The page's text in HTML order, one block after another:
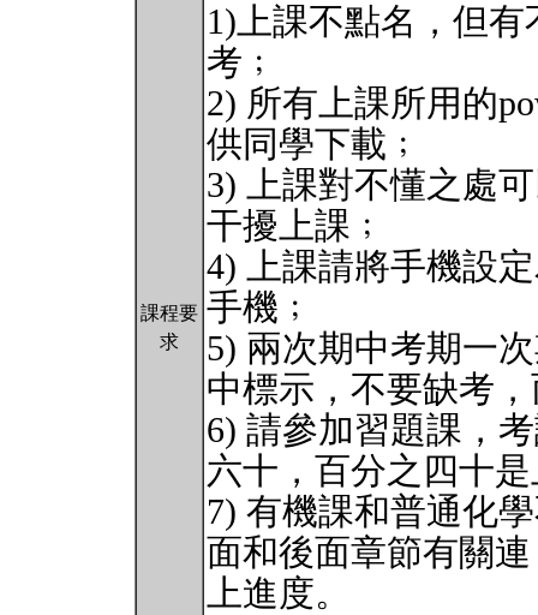
課程要
求
1)上課不點名，但
考﹔
2) 所有上課所用的
供同學下載﹔
3) 上課對不懂之處
干擾上課﹔
4) 上課請將手機設
手機﹔
5) 兩次期中考期一
中標示，不要缺考
6) 請參加習題課，
六十，百分之四十
7) 有機課和普通化
面和後面章節有關
上進度。